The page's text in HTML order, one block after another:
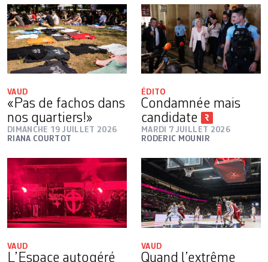
VAUD
«Pas de fachos dans
nos quartiers!»
DIMANCHE 19 JUILLET 2026
RIANA COURTOT
ÉDITO
Condamnée mais
candidate
MARDI 7 JUILLET 2026
RODERIC MOUNIR
VAUD
L’Espace autogéré
VAUD
Quand l’extrême